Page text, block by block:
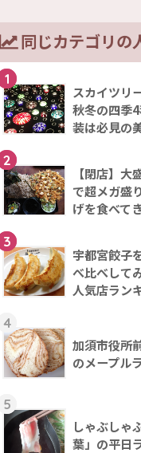
同じカテゴリの
1
スカイツリ
秋冬の四季
装は必見の
2
【閉店】大
で超メガ盛
げを食べて
3
宇都宮餃子
べ比べして
人気店ラン
4
加須市役所
のメープル
5
しゃぶしゃ
葉」の平日